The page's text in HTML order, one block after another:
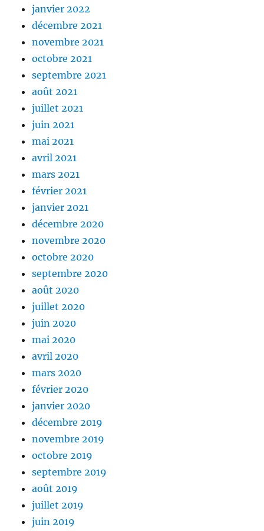
janvier 2022
décembre 2021
novembre 2021
octobre 2021
septembre 2021
août 2021
juillet 2021
juin 2021
mai 2021
avril 2021
mars 2021
février 2021
janvier 2021
décembre 2020
novembre 2020
octobre 2020
septembre 2020
août 2020
juillet 2020
juin 2020
mai 2020
avril 2020
mars 2020
février 2020
janvier 2020
décembre 2019
novembre 2019
octobre 2019
septembre 2019
août 2019
juillet 2019
juin 2019